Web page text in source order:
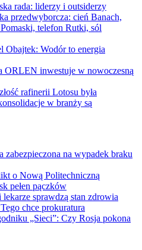
rada: liderzy i outsiderzy
przedwyborcza: cień Banach,
telefon Rutki, sól
Obajtek: Wodór to energia
ORLEN inwestuje w nowoczesną
rafinerii Lotosu była
w branży są
zabezpieczona na wypadek braku
o Nową Politechniczną
pełen pączków
sprawdzą stan zdrowia
chce prokuratura
„Sieci”: Czy Rosja pokona